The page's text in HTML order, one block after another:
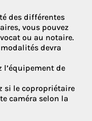
des différentes
vous pouvez
ou au notaire.
devra
l’équipement de
si le copropriétaire
caméra selon la